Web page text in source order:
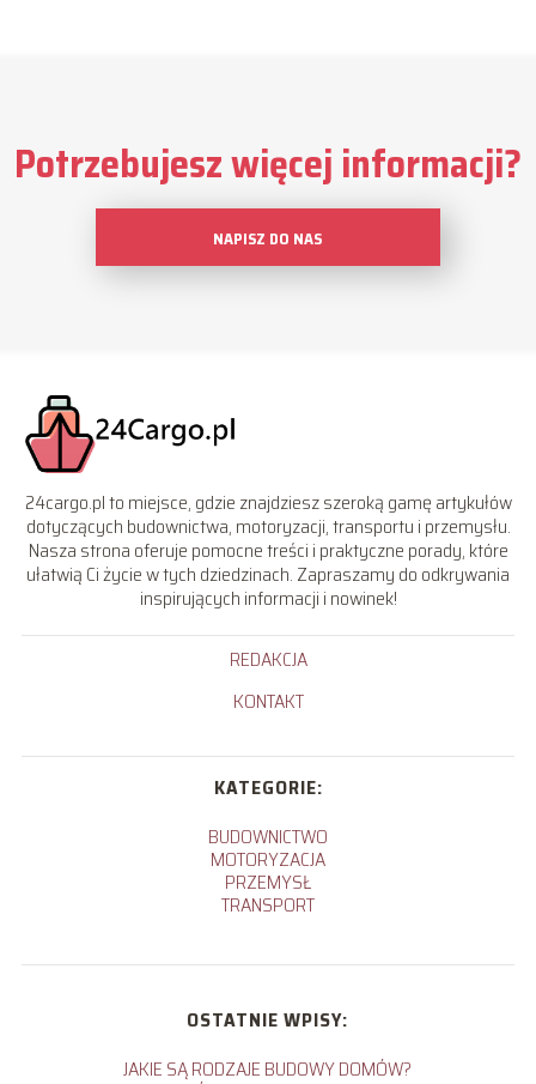
Potrzebujesz więcej informacji?
NAPISZ DO NAS
24cargo.pl to miejsce, gdzie znajdziesz szeroką gamę artykułów
dotyczących budownictwa, motoryzacji, transportu i przemysłu.
Nasza strona oferuje pomocne treści i praktyczne porady, które
ułatwią Ci życie w tych dziedzinach. Zapraszamy do odkrywania
inspirujących informacji i nowinek!
REDAKCJA
KONTAKT
KATEGORIE:
BUDOWNICTWO
MOTORYZACJA
PRZEMYSŁ
TRANSPORT
OSTATNIE WPISY:
JAKIE SĄ RODZAJE BUDOWY DOMÓW?